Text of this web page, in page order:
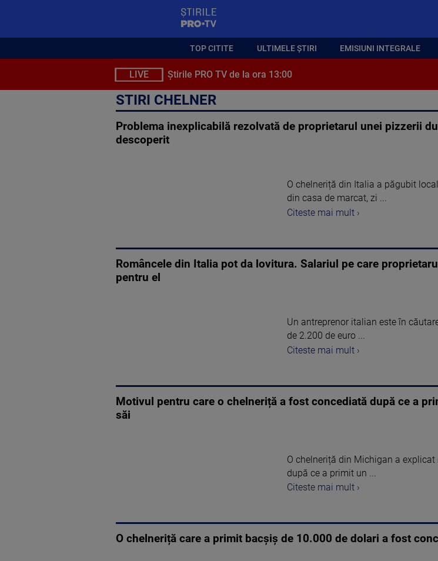
TOP CITITE ULTIMELE ȘTIRI EMISIUNI INTEGRALE
LIVE Știrile PRO TV de la ora 13:00
STIRI CHELNER
Problema inexplicabilă rezolvată de proprietarul unei pizzerii
descoperit
O chelneriță din Italia a păgubit
din casa de marcat, zi ...
Citeste mai mult ›
Româncele din Italia pot da lovitura. Salariul pe care
pentru el
Un antreprenor italian este în
de 2.200 de euro ...
Citeste mai mult ›
Motivul pentru care o chelneriță a fost concediată după ce a
săi
O chelneriță din Michigan a
după ce a primit un ...
Citeste mai mult ›
O chelneriță care a primit bacșiș de 10.000 de dolari a fost